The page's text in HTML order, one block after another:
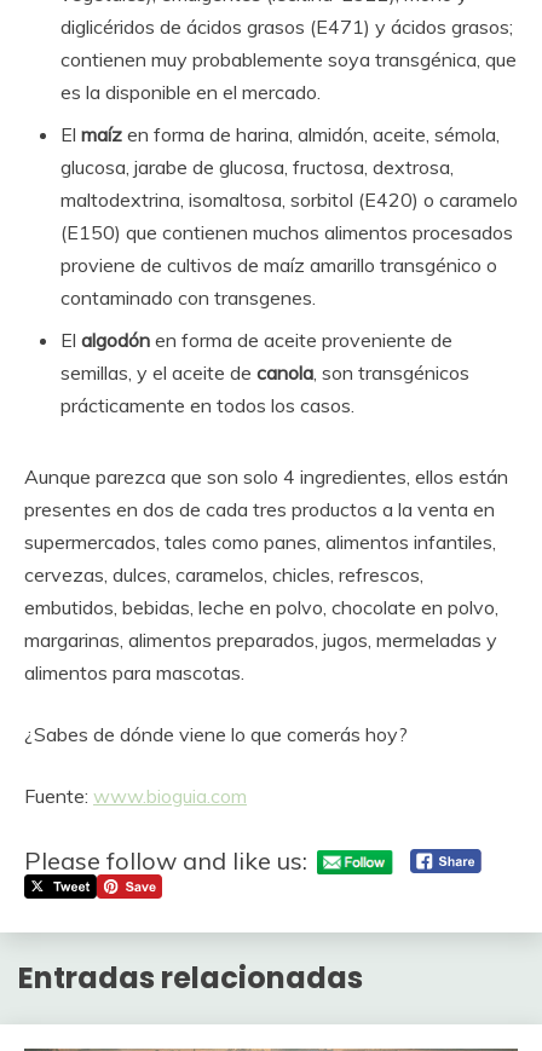
diglicéridos de ácidos grasos (E471) y ácidos grasos;
contienen muy probablemente soya transgénica, que
es la disponible en el mercado.
El maíz en forma de harina, almidón, aceite, sémola,
glucosa, jarabe de glucosa, fructosa, dextrosa,
maltodextrina, isomaltosa, sorbitol (E420) o caramelo
(E150) que contienen muchos alimentos procesados
proviene de cultivos de maíz amarillo transgénico o
contaminado con transgenes.
El algodón en forma de aceite proveniente de
semillas, y el aceite de canola, son transgénicos
prácticamente en todos los casos.
Aunque parezca que son solo 4 ingredientes, ellos están
presentes en dos de cada tres productos a la venta en
supermercados, tales como panes, alimentos infantiles,
cervezas, dulces, caramelos, chicles, refrescos,
embutidos, bebidas, leche en polvo, chocolate en polvo,
margarinas, alimentos preparados, jugos, mermeladas y
alimentos para mascotas.
¿Sabes de dónde viene lo que comerás hoy?
Fuente: www.bioguia.com
Please follow and like us:
Entradas relacionadas